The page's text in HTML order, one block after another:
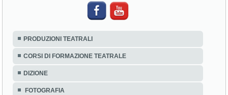
PRODUZIONI TEATRALI
CORSI DI FORMAZIONE TEATRALE
DIZIONE
FOTOGRAFIA